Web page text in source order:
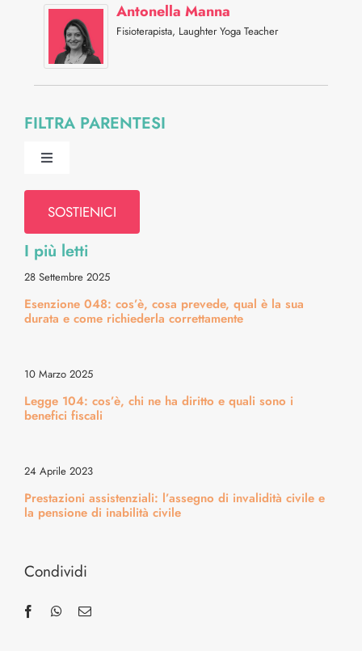
Antonella Manna
Fisioterapista, Laughter Yoga Teacher
FILTRA PARENTESI
Toggle
Diritti & Info Pratiche
Alimentazione & Ricette
Cura Corpo & Benessere
Energia & Movimento
Medicina & Dintorni
SOSTIENICI
I più letti
28 Settembre 2025
Esenzione 048: cos’è, cosa prevede, qual è la sua
durata e come richiederla correttamente
10 Marzo 2025
Legge 104: cos’è, chi ne ha diritto e quali sono i
benefici fiscali
24 Aprile 2023
Prestazioni assistenziali: l’assegno di invalidità civile e
la pensione di inabilità civile
Condividi